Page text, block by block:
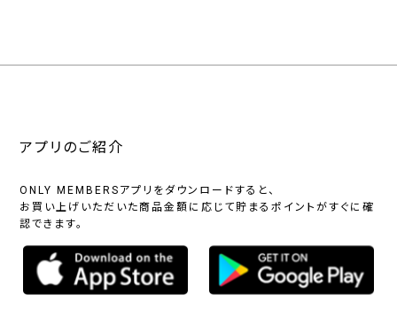
アプリのご紹介
ONLY MEMBERSアプリをダウンロードすると、
お買い上げいただいた商品金額に応じて貯まるポイントがすぐに確
認できます。